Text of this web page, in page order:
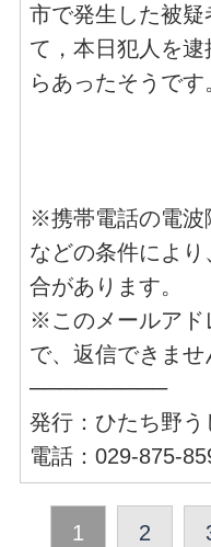
市で発生した被
て，本日犯人を
らあったそうです
※携帯電話の電波
などの条件によ
合があります。
※このメールアド
で、返信できませ
─────────
発行：ひたち野う
電話：029-875-
1 2